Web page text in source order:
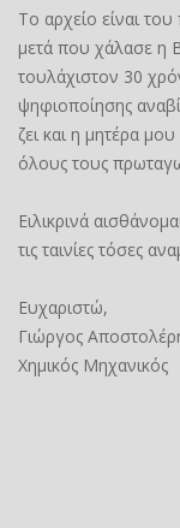
Το αρχείο είναι
μετά που χάλασε η
τουλάχιστον 30
ψηφιοποίησης
ζει και η μητέρα
όλους τους
Ειλικρινά
τις ταινίες τόσες
Ευχαριστώ,
Γιώργος
Χημικός Μηχανικός